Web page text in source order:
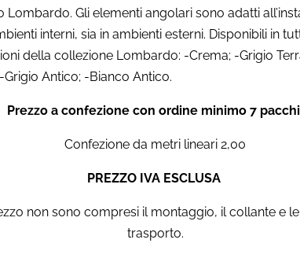
Lombardo. Gli elementi angolari sono adatti
interni, sia in ambienti esterni. Disponibili in
della collezione Lombardo: -Crema; -Grigio
Grigio Antico; -Bianco Antico.
Prezzo a confezione con ordine minimo 7
Confezione da metri lineari 2,00
PREZZO IVA ESCLUSA
non sono compresi il montaggio, il collante e
trasporto.